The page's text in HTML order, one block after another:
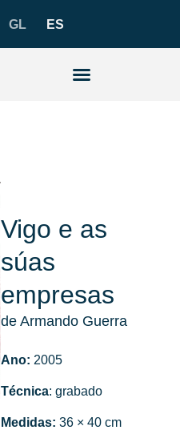
GL ES
Vigo e as
súas
empresas
de Armando Guerra
Ano: 2005
Técnica: grabado
Medidas: 36 × 40 cm